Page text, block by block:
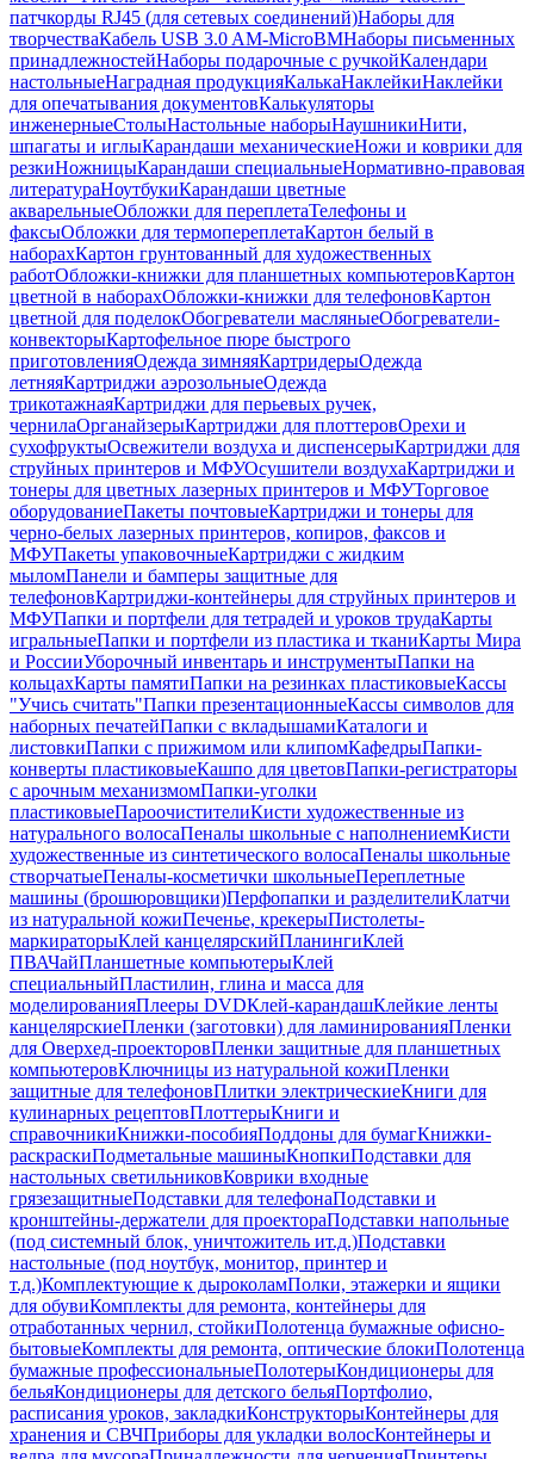
патчкорды RJ45 (для сетевых соединений)Наборы для
творчестваКабель USB 3.0 AM-MicroBMНаборы письменных
принадлежностейНаборы подарочные с ручкойКалендари
настольныеНаградная продукцияКалькаНаклейкиНаклейки
для опечатывания документовКалькуляторы
инженерныеСтолыНастольные наборыНаушникиНити,
шпагаты и иглыКарандаши механическиеНожи и коврики для
резкиНожницыКарандаши специальныеНормативно-правовая
литератураНоутбукиКарандаши цветные
акварельныеОбложки для переплетаТелефоны и
факсыОбложки для термопереплетаКартон белый в
наборахКартон грунтованный для художественных
работОбложки-книжки для планшетных компьютеровКартон
цветной в наборахОбложки-книжки для телефоновКартон
цветной для поделокОбогреватели масляныеОбогреватели-
конвекторыКартофельное пюре быстрого
приготовленияОдежда зимняяКартридерыОдежда
летняяКартриджи аэрозольныеОдежда
трикотажнаяКартриджи для перьевых ручек,
чернилаОрганайзерыКартриджи для плоттеровОрехи и
сухофруктыОсвежители воздуха и диспенсерыКартриджи для
струйных принтеров и МФУОсушители воздухаКартриджи и
тонеры для цветных лазерных принтеров и МФУТорговое
оборудованиеПакеты почтовыеКартриджи и тонеры для
черно-белых лазерных принтеров, копиров, факсов и
МФУПакеты упаковочныеКартриджи с жидким
мыломПанели и бамперы защитные для
телефоновКартриджи-контейнеры для струйных принтеров и
МФУПапки и портфели для тетрадей и уроков трудаКарты
игральныеПапки и портфели из пластика и тканиКарты Мира
и РоссииУборочный инвентарь и инструментыПапки на
кольцахКарты памятиПапки на резинках пластиковыеКассы
"Учись считать"Папки презентационныеКассы символов для
наборных печатейПапки с вкладышамиКаталоги и
листовкиПапки с прижимом или клипомКафедрыПапки-
конверты пластиковыеКашпо для цветовПапки-регистраторы
с арочным механизмомПапки-уголки
пластиковыеПароочистителиКисти художественные из
натурального волосаПеналы школьные с наполнениемКисти
художественные из синтетического волосаПеналы школьные
створчатыеПеналы-косметички школьныеПереплетные
машины (брошюровщики)Перфопапки и разделителиКлатчи
из натуральной кожиПеченье, крекерыПистолеты-
маркираторыКлей канцелярскийПланингиКлей
ПВАЧайПланшетные компьютерыКлей
специальныйПластилин, глина и масса для
моделированияПлееры DVDКлей-карандашКлейкие ленты
канцелярскиеПленки (заготовки) для ламинированияПленки
для Оверхед-проекторовПленки защитные для планшетных
компьютеровКлючницы из натуральной кожиПленки
защитные для телефоновПлитки электрическиеКниги для
кулинарных рецептовПлоттерыКниги и
справочникиКнижки-пособияПоддоны для бумагКнижки-
раскраскиПодметальные машиныКнопкиПодставки для
настольных светильниковКоврики входные
грязезащитныеПодставки для телефонаПодставки и
кронштейны-держатели для проектораПодставки напольные
(под системный блок, уничтожитель ит.д.)Подставки
настольные (под ноутбук, монитор, принтер и
т.д.)Комплектующие к дыроколамПолки, этажерки и ящики
для обувиКомплекты для ремонта, контейнеры для
отработанных чернил, стойкиПолотенца бумажные офисно-
бытовыеКомплекты для ремонта, оптические блокиПолотенца
бумажные профессиональныеПолотерыКондиционеры для
бельяКондиционеры для детского бельяПортфолио,
расписания уроков, закладкиКонструкторыКонтейнеры для
хранения и СВЧПриборы для укладки волосКонтейнеры и